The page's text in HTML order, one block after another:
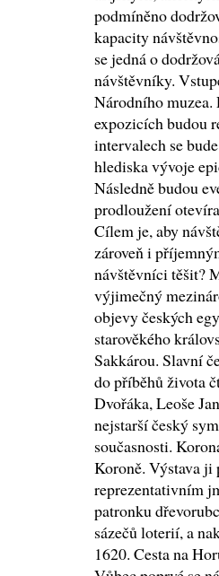
podmíněno
kapacity
se jedná o
návštěvníky.
Národního
expozicích budou
intervalech se
hlediska vývoje
Následně budou
prodloužení
Cílem je, aby
zároveň i
návštěvníci těšit?
výjimečný
objevy českých
starověkého
Sakkárou. Slavní
do příběhů života
Dvořáka, Leoše
nejstarší český
současnosti.
Koroně. Výstava ji
reprezentativním
patronku
sázečů loterií, a
1620. Cesta na